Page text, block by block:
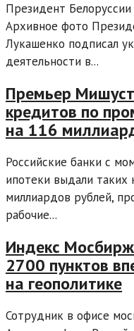
Президент
Архивное фото
Лукашенко подписал
деятельности в...
Премьер
кредитов по
на 116
Российские банки с
ипотеки выдали таких
миллиардов рублей,
рабочие...
Индекс
2700 пунктов
на геополитике
Сотрудник в офисе